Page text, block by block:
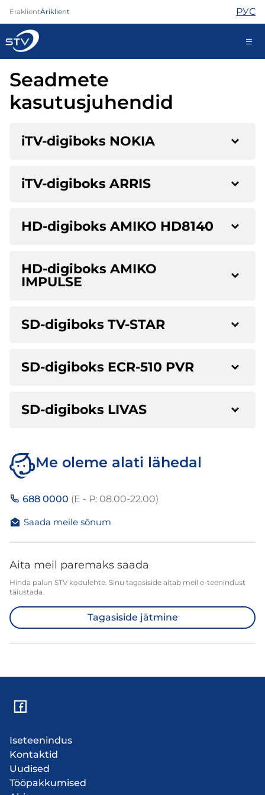
EraklientÄriklient РУС
kontakt@stv.ee
Iseteenindus
Telefon
Turvateenused
Pood
Seadmete
kasutusjuhendid
iTV-digiboks NOKIA
iTV-digiboks ARRIS
HD-digiboks AMIKO HD8140
HD-digiboks AMIKO
IMPULSE
SD-digiboks TV-STAR
SD-digiboks ECR-510 PVR
SD-digiboks LIVAS
Me oleme alati lähedal
688 0000 (E - P: 08.00-22.00)
Saada meile sõnum
Aita meil paremaks saada
Hinda palun STV kodulehte. Sinu tagasiside aitab meil e-teenindust
täiustada.
Tagasiside jätmine
Iseteenindus
Kontaktid
Uudised
Tööpakkumised